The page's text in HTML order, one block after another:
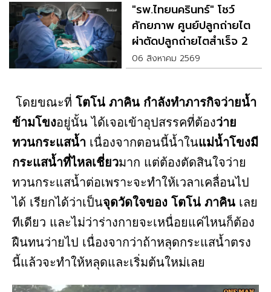
"รพ.ไทยนครินทร์" โชว์
ศักยภาพ ศูนย์ปลูกถ่ายไต
ผ่าตัดปลูกถ่ายไตสำเร็จ 2
รายพร้อมกัน
06 สิงหาคม 2569
โดยขณะที่ โตโน่ ภาคิน กำลังทำภารกิจว่ายน้ำ
ข้ามโขงอยู่นั้น ได้เจอเข้าอุปสรรคที่ต้องว่าย
ทวนกระแสน้ำ เนื่องจากตอนนี้น้ำในแม่น้ำโขงมี
กระแสน้ำที่ไหลเชี่ยวมาก แต่ต้องตัดสินใจว่าย
ทวนกระแสน้ำต่อเพราะจะทำให้เวลาเคลื่อนไป
ได้ เรียกได้ว่าเป็นจุดวัดใจของ โตโน่ ภาคิน เลย
ทีเดียว และไม่ว่าร่างกายจะเหนื่อยแค่ไหนก็ต้อง
ฝืนทนว่ายไป เนื่องจากว่าถ้าหลุดกระแสน้ำตรง
นี้แล้วจะทำให้หลุดและเริ่มต้นใหม่เลย